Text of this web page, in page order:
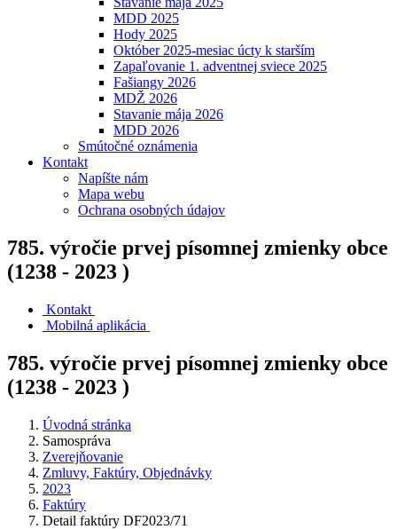
MDD 2025
Hody 2025
Október 2025-mesiac úcty k starším
Zapaľovanie 1. adventnej sviece 2025
Fašiangy 2026
MDŽ 2026
Stavanie mája 2026
MDD 2026
Smútočné oznámenia
Kontakt
Napíšte nám
Mapa webu
Ochrana osobných údajov
785. výročie prvej písomnej zmienky obce
(1238 - 2023 )
Kontakt
Mobilná aplikácia
785. výročie prvej písomnej zmienky obce
(1238 - 2023 )
Úvodná stránka
Samospráva
Zverejňovanie
Zmluvy, Faktúry, Objednávky
2023
Faktúry
Detail faktúry DF2023/71